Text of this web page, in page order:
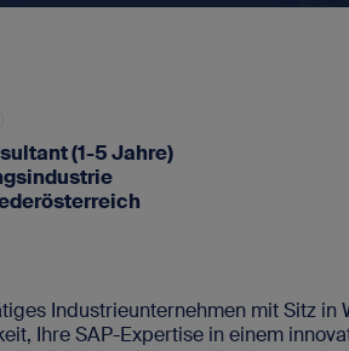
Antworten
(1-5 Jahre)
Industrieunternehmen mit Sitz in
Ihre SAP-Expertise in einem